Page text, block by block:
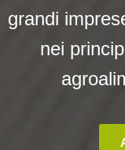
grandi
nei